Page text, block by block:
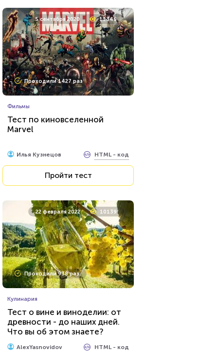
5 сентября 2020 11346
Проходили 1427 раз
Фильмы
Тест по киновселенной
Marvel
Илья Кузнецов HTML - код
Пройти тест
22 февраля 2022 10139
Проходили 938 раз
Кулинария
Тест о вине и виноделии: от
древности - до наших дней.
Что вы об этом знаете?
AlexYasnovidov HTML - код